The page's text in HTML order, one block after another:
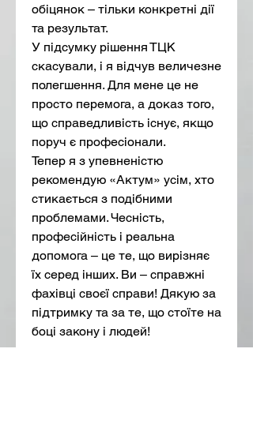
обіцянок – тільки конкретні дії
та результат.
У підсумку рішення ТЦК
скасували, і я відчув величезне
полегшення. Для мене це не
просто перемога, а доказ того,
що справедливість існує, якщо
поруч є професіонали.
Тепер я з упевненістю
рекомендую «Актум» усім, хто
стикається з подібними
проблемами. Чесність,
професійність і реальна
допомога – це те, що вирізняє
їх серед інших. Ви – справжні
фахівці своєї справи! Дякую за
підтримку та за те, що стоїте на
боці закону і людей!